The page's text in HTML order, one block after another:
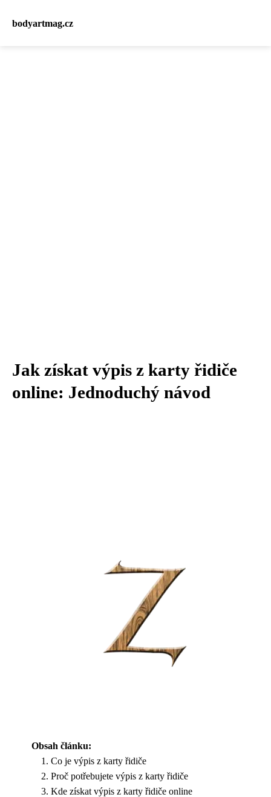
bodyartmag.cz
Jak získat výpis z karty řidiče
online: Jednoduchý návod
Obsah článku:
Co je výpis z karty řidiče
Proč potřebujete výpis z karty řidiče
Kde získat výpis z karty řidiče online